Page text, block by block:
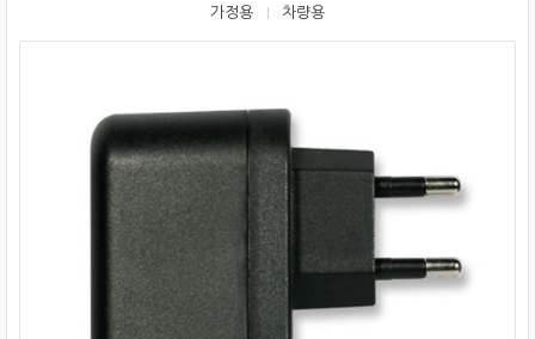
가정용 차량용